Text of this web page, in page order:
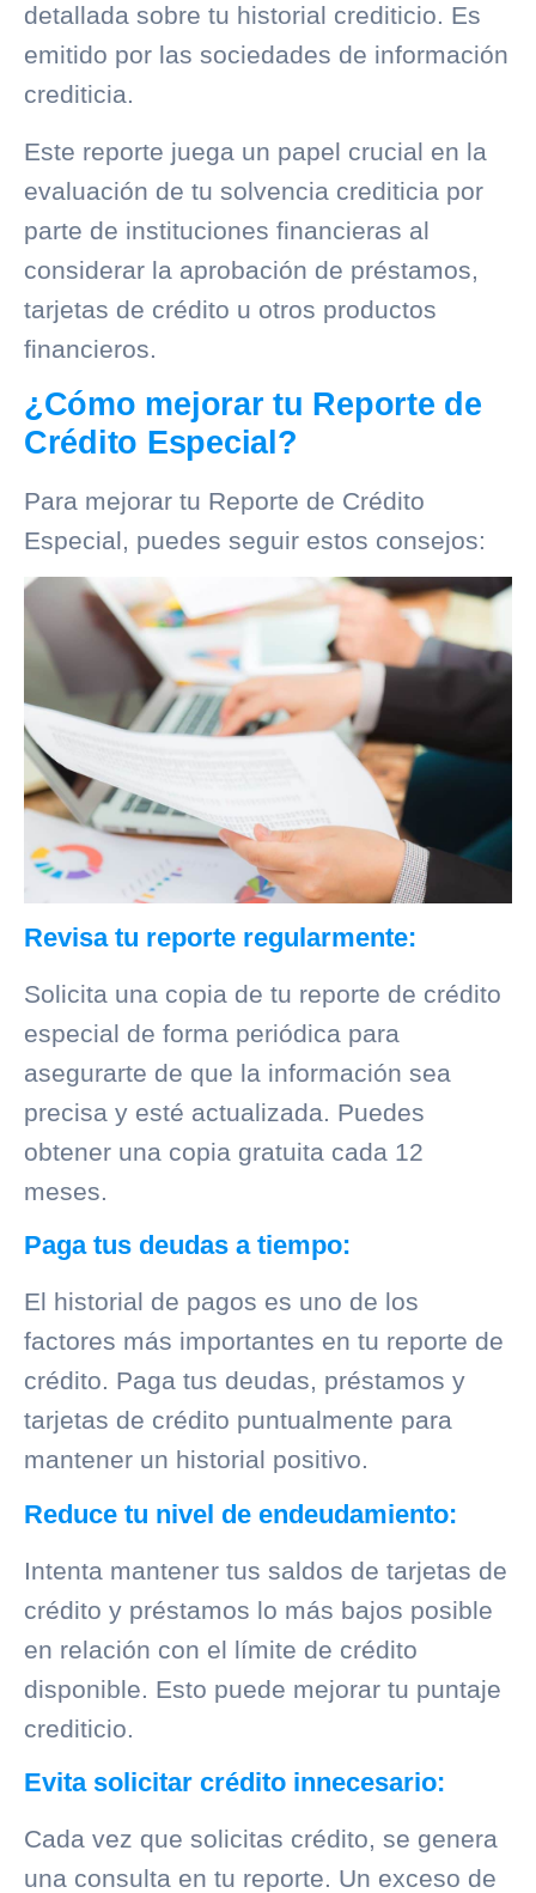
detallada sobre tu historial crediticio. Es
emitido por las sociedades de información
crediticia.
Este reporte juega un papel crucial en la
evaluación de tu solvencia crediticia por
parte de instituciones financieras al
considerar la aprobación de préstamos,
tarjetas de crédito u otros productos
financieros.
¿Cómo mejorar tu Reporte de
Crédito Especial?
Para mejorar tu Reporte de Crédito
Especial, puedes seguir estos consejos:
Revisa tu reporte regularmente:
Solicita una copia de tu reporte de crédito
especial de forma periódica para
asegurarte de que la información sea
precisa y esté actualizada. Puedes
obtener una copia gratuita cada 12
meses.
Paga tus deudas a tiempo:
El historial de pagos es uno de los
factores más importantes en tu reporte de
crédito. Paga tus deudas, préstamos y
tarjetas de crédito puntualmente para
mantener un historial positivo.
Reduce tu nivel de endeudamiento:
Intenta mantener tus saldos de tarjetas de
crédito y préstamos lo más bajos posible
en relación con el límite de crédito
disponible. Esto puede mejorar tu puntaje
crediticio.
Evita solicitar crédito innecesario:
Cada vez que solicitas crédito, se genera
una consulta en tu reporte. Un exceso de